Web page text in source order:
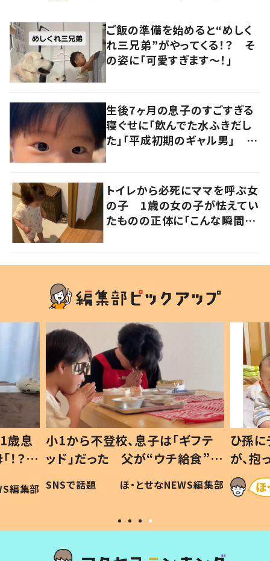
ご飯の準備を始めると“めしく
れ三兄弟”がやってくる！？ そ
の姿に「可愛すぎます〜！」
生後7ヶ月の息子のすごすぎる
寝ぐせに「飲んでた水ふきだし
た」「平成初期のギャル男」 実
トイレから必死にママを呼ぶ女
の子 1歳の女の子が怯えてい
たものの正体に「こんな瞬間
歳息
？」
編集部
小1から不登校、息子は「ギフテ
ッド」だった 父が“ウチ給食”を
作り続ける理由とは #令和の親
#令和の子
SNSで話題 ほ・とせなNEWS編集部
ひ孫
が、
「涙が
い」